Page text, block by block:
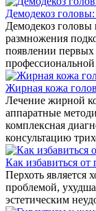
Демодекоз
Демодекоз головы
размножения
появлении первых
Жирная кожа
Лечение жирной
аппаратные
комплексная
консультацию
Как избавиться от
Перхоть является
проблемой,
эстетическим